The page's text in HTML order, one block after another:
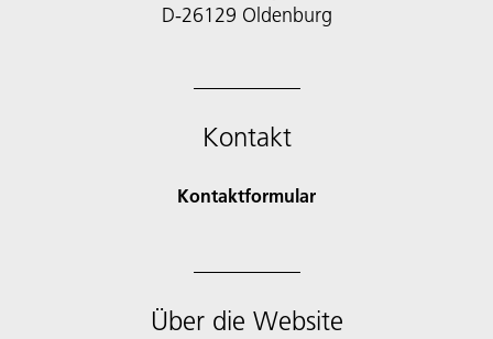
D-26129 Oldenburg
Kontakt
Kontaktformular
Über die Website